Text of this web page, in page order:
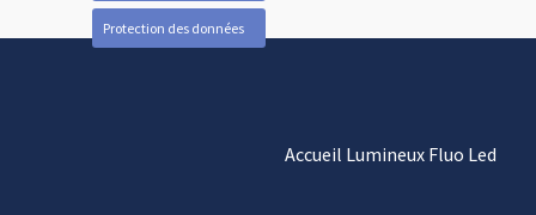
Protection des données
Accueil Lumineux Fluo Led